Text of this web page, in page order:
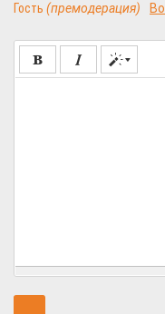
Гость (премодерация)